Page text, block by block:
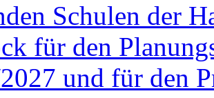
Schulen der
für den
und für den